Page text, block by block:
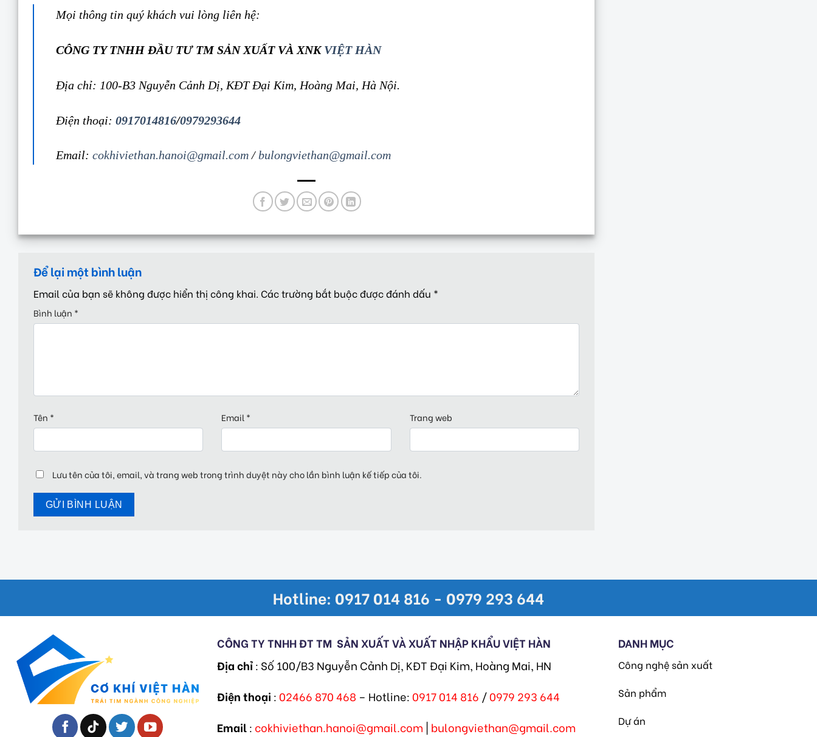
Mọi thông tin quý khách vui lòng liên hệ:
CÔNG TY TNHH ĐẦU TƯ TM SẢN XUẤT VÀ XNKVIỆT HÀN
Địa chỉ: 100-B3 Nguyễn Cảnh Dị, KĐT Đại Kim, Hoàng Mai, Hà Nội.
Điện thoại: 0917014816/0979293644
Email: cokhiviethan.hanoi@gmail.com/bulongviethan@gmail.com
Để lại một bình luận
Email của bạn sẽ không được hiển thị công khai. Các trường bắt buộc được đánh dấu *
Bình luận *
Tên * Email* Trang web
Lưu tên của tôi, email, và trang web trong trình duyệt này cho lần bình luận kế tiếp của tôi.
Hotline: 0917 014 816 - 0979 293 644
CÔNG TY TNHH ĐT TM SẢN XUẤT VÀ XUẤT NHẬP KHẨU VIỆT HÀN
Địa chỉ: Số 100/B3 Nguyễn Cảnh Dị, KĐT Đại Kim, Hoàng Mai, HN
Điện thoại : 02466 870 468 – Hotline: 0917 014 816 /0979 293 644
Email: cokhiviethan.hanoi@gmail.com | bulongviethan@gmail.com
DANH MỤC
Công nghệ sản xuất
Sản phẩm
Dự án